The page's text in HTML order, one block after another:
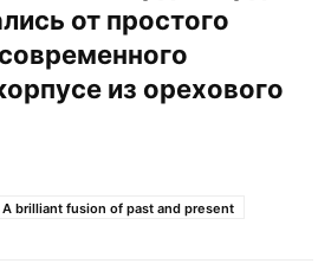
от простого
из орехового
A brilliant fusion of past and present